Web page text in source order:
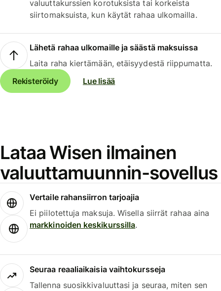
valuuttakurssien korotuksista tai korkeista
siirtomaksuista, kun käytät rahaa ulkomailla.
Lähetä rahaa ulkomaille ja säästä maksuissa
Laita raha kiertämään, etäisyydestä riippumatta.
Rekisteröidy
Lue lisää
Lataa Wisen ilmainen
valuuttamuunnin-sovellus
Vertaile rahansiirron tarjoajia
Ei piilotettuja maksuja. Wisella siirrät rahaa aina
markkinoiden keskikurssilla.
Seuraa reaaliaikaisia vaihtokursseja
Tallenna suosikkivaluuttasi ja seuraa, miten sen